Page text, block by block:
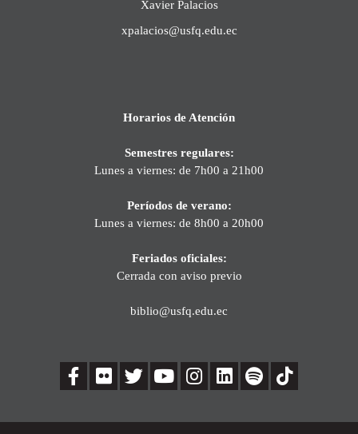
Xavier Palacios
xpalacios@usfq.edu.ec
Horarios de Atención
Semestres regulares:
Lunes a viernes: de 7h00 a 21h00
Períodos de verano:
Lunes a viernes: de 8h00 a 20h00
Feriados oficiales:
Cerrada con aviso previo
biblio@usfq.edu.ec